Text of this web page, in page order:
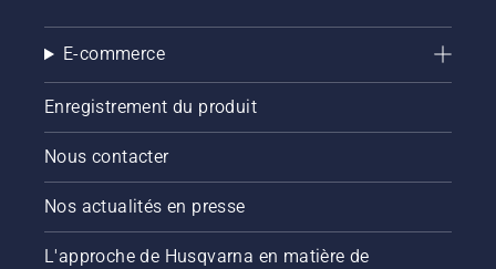
E-commerce
Enregistrement du produit
Nous contacter
Nos actualités en presse
L'approche de Husqvarna en matière de